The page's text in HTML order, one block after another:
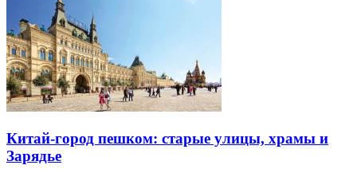
Китай-город пешком: старые улицы, храмы и
Зарядье